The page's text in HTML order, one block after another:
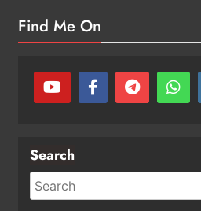
Find Me On
Search